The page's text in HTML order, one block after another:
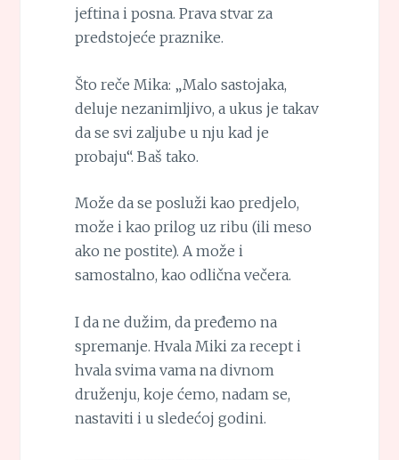
jeftina i posna. Prava stvar za
predstojeće praznike.
Što reče Mika: „Malo sastojaka,
deluje nezanimljivo, a ukus je takav
da se svi zaljube u nju kad je
probaju“. Baš tako.
Može da se posluži kao predjelo,
može i kao prilog uz ribu (ili meso
ako ne postite). A može i
samostalno, kao odlična večera.
I da ne dužim, da pređemo na
spremanje. Hvala Miki za recept i
hvala svima vama na divnom
druženju, koje ćemo, nadam se,
nastaviti i u sledećoj godini.